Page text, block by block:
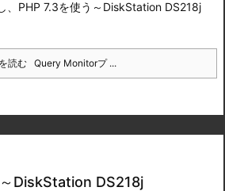
PHP 7.3を使う～DiskStation DS218j
読む Query Monitorプ ...
DiskStation DS218j